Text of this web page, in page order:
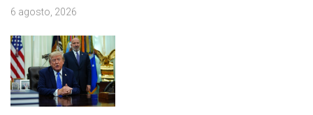
6 agosto, 2026